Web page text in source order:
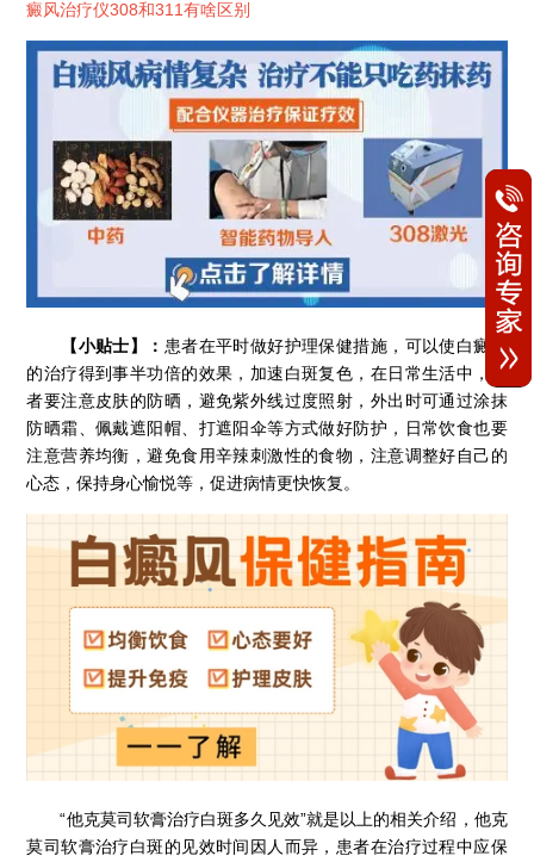
癜风治疗仪308和311有啥区别
【小贴士】： 患者在平时做好护理保健措施，可以使白癜风
的治疗得到事半功倍的效果，加速白斑复色，在日常生活中，患
者要注意皮肤的防晒，避免紫外线过度照射，外出时可通过涂抹
防晒霜、佩戴遮阳帽、打遮阳伞等方式做好防护，日常饮食也要
注意营养均衡，避免食用辛辣刺激性的食物，注意调整好自己的
心态，保持身心愉悦等，促进病情更快恢复。
“他克莫司软膏治疗白斑多久见效”就是以上的相关介绍，他克
莫司软膏治疗白斑的见效时间因人而异，患者在治疗过程中应保